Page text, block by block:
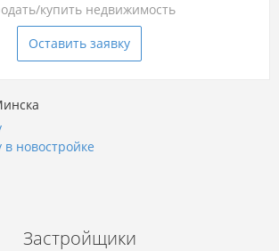
купить недвижимость
Оставить заявку
в новостройке
Застройщики